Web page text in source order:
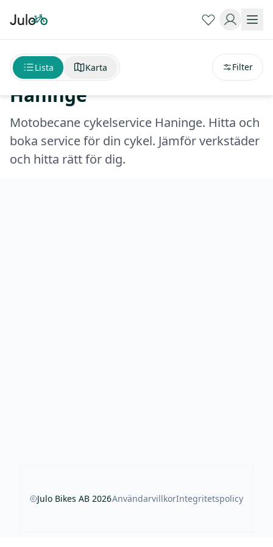
Motobecane cykelservice
Haninge
Motobecane cykelservice Haninge. Hitta och
boka service för din cykel. Jämför verkstäder
och hitta rätt för dig.
Lista Karta Filter
avstånd
Julo Bikes AB 2026AnvändarvillkorIntegritetspolicy